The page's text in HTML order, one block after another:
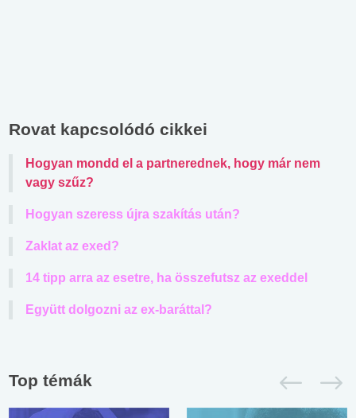
Rovat kapcsolódó cikkei
Hogyan mondd el a partnerednek, hogy már nem
vagy szűz?
Hogyan szeress újra szakítás után?
Zaklat az exed?
14 tipp arra az esetre, ha összefutsz az exeddel
Együtt dolgozni az ex-baráttal?
Top témák